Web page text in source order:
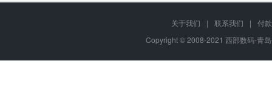
关于我们 | 联系我们 |
付
Copyright © 2008-2021 西部数码-青